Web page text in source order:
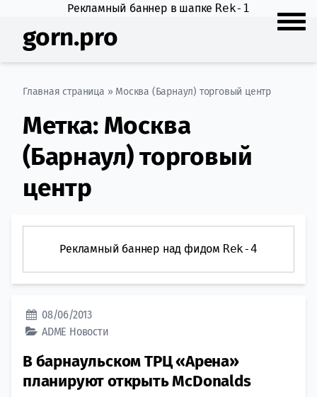
Рекламный баннер в шапке Rek-1
gorn.pro
Главная страница » Москва (Барнаул) торговый центр
Метка: Москва
(Барнаул) торговый
центр
Рекламный баннер над фидом Rek-4
08/06/2013
ADME Новости
В барнаульском ТРЦ «Арена»
планируют открыть McDonalds